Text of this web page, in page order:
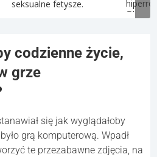
seksualne fetysze.
Oto...
codzienne życie,
grze
się jak wyglądałoby
grą komputerową. Wpadł
te przezabawne zdjęcia, na